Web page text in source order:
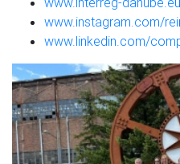
www.instagram.com/
www.linkedin.com/